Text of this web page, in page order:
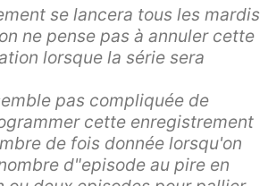
se lancera tous les mardis
ne pense pas à annuler cette
lorsque la série sera
pas compliquée de
cette enregistrement
de fois donnée lorsqu'on
d"episode au pire en